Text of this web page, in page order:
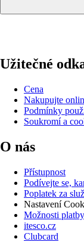
Užitečné
Cena
Nakupujte
Podmínky
Soukromí a
O nás
Přístupnost
Podívejte se,
Poplatek za
Nastavení
Možnosti platby
itesco.cz
Clubcard